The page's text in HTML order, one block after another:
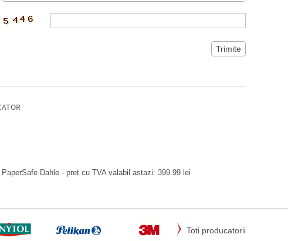
Dahle - pret cu TVA valabil astazi: 399.99 lei
Toti producatorii